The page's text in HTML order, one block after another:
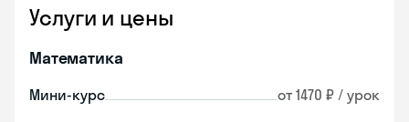
Услуги и цены
Математика
Мини-курс от 1470 ₽ / урок